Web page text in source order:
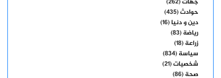
حوادث(435)
دين و دنيا(16)
رياضة(83)
زراعة(18)
سياسة(834)
شخصيات(21)
صحة(86)